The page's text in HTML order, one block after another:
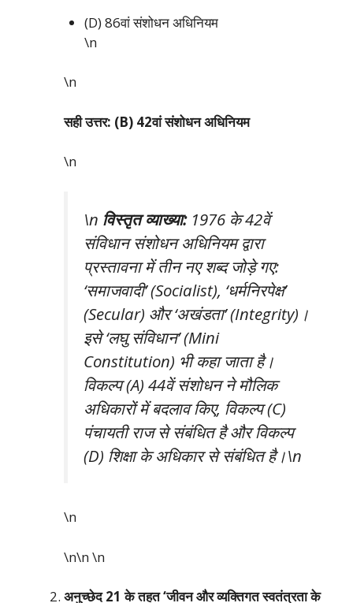
(D) 86वां संशोधन अधिनियम
\n
\n
सही उत्तर: (B) 42वां संशोधन अधिनियम
\n
\n विस्तृत व्याख्या:1976 के 42वें
संविधान संशोधन अधिनियम द्वारा
प्रस्तावना में तीन नए शब्द जोड़े गए:
‘समाजवादी’ (Socialist), ‘धर्मनिरपेक्ष’
(Secular) और ‘अखंडता’ (Integrity)।
इसे ‘लघु संविधान’ (Mini
Constitution) भी कहा जाता है।
विकल्प (A) 44वें संशोधन ने मौलिक
अधिकारों में बदलाव किए, विकल्प (C)
पंचायती राज से संबंधित है और विकल्प
(D) शिक्षा के अधिकार से संबंधित है।\n
\n
\n\n\n
अनुच्छेद 21 के तहत ‘जीवन और व्यक्तिगत स्वतंत्रता के